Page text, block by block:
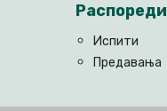
Распореди
Испити
Предавања